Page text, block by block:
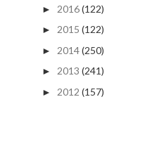
► 2016(122)
► 2015 (122)
► 2014(250)
► 2013 (241)
► 2012 (157)